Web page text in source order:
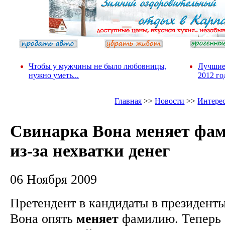
Чтобы у мужчины не было любовницы,
нужно уметь...
Лучшие
2012
Главная >>Новости >>
Свинарка Вона меняет
из-за нехватки денег
06 Ноября 2009
Претендент в кандидаты в
Вона опять меняет фамилию. Теперь